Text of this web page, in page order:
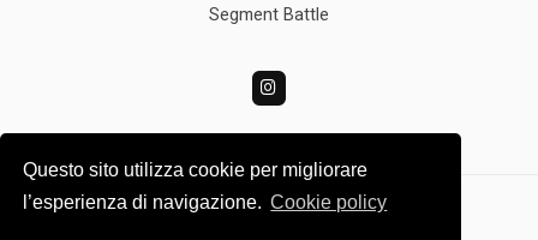
Questo sito utilizza cookie per migliorare
l’esperienza di navigazione. Cookie policy
Segment Battle
Turbolince.com